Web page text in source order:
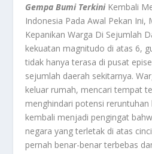
Gempa Bumi TerkiniKembali
Indonesia Pada Awal Pekan Ini,
Kepanikan Warga Di Sejumlah
kekuatan magnitudo di atas 6,
tidak hanya terasa di pusat
sejumlah daerah sekitarnya.
keluar rumah, mencari tempat
menghindari potensi reruntuhan
kembali menjadi pengingat
negara yang terletak di atas
pernah benar-benar terbebas